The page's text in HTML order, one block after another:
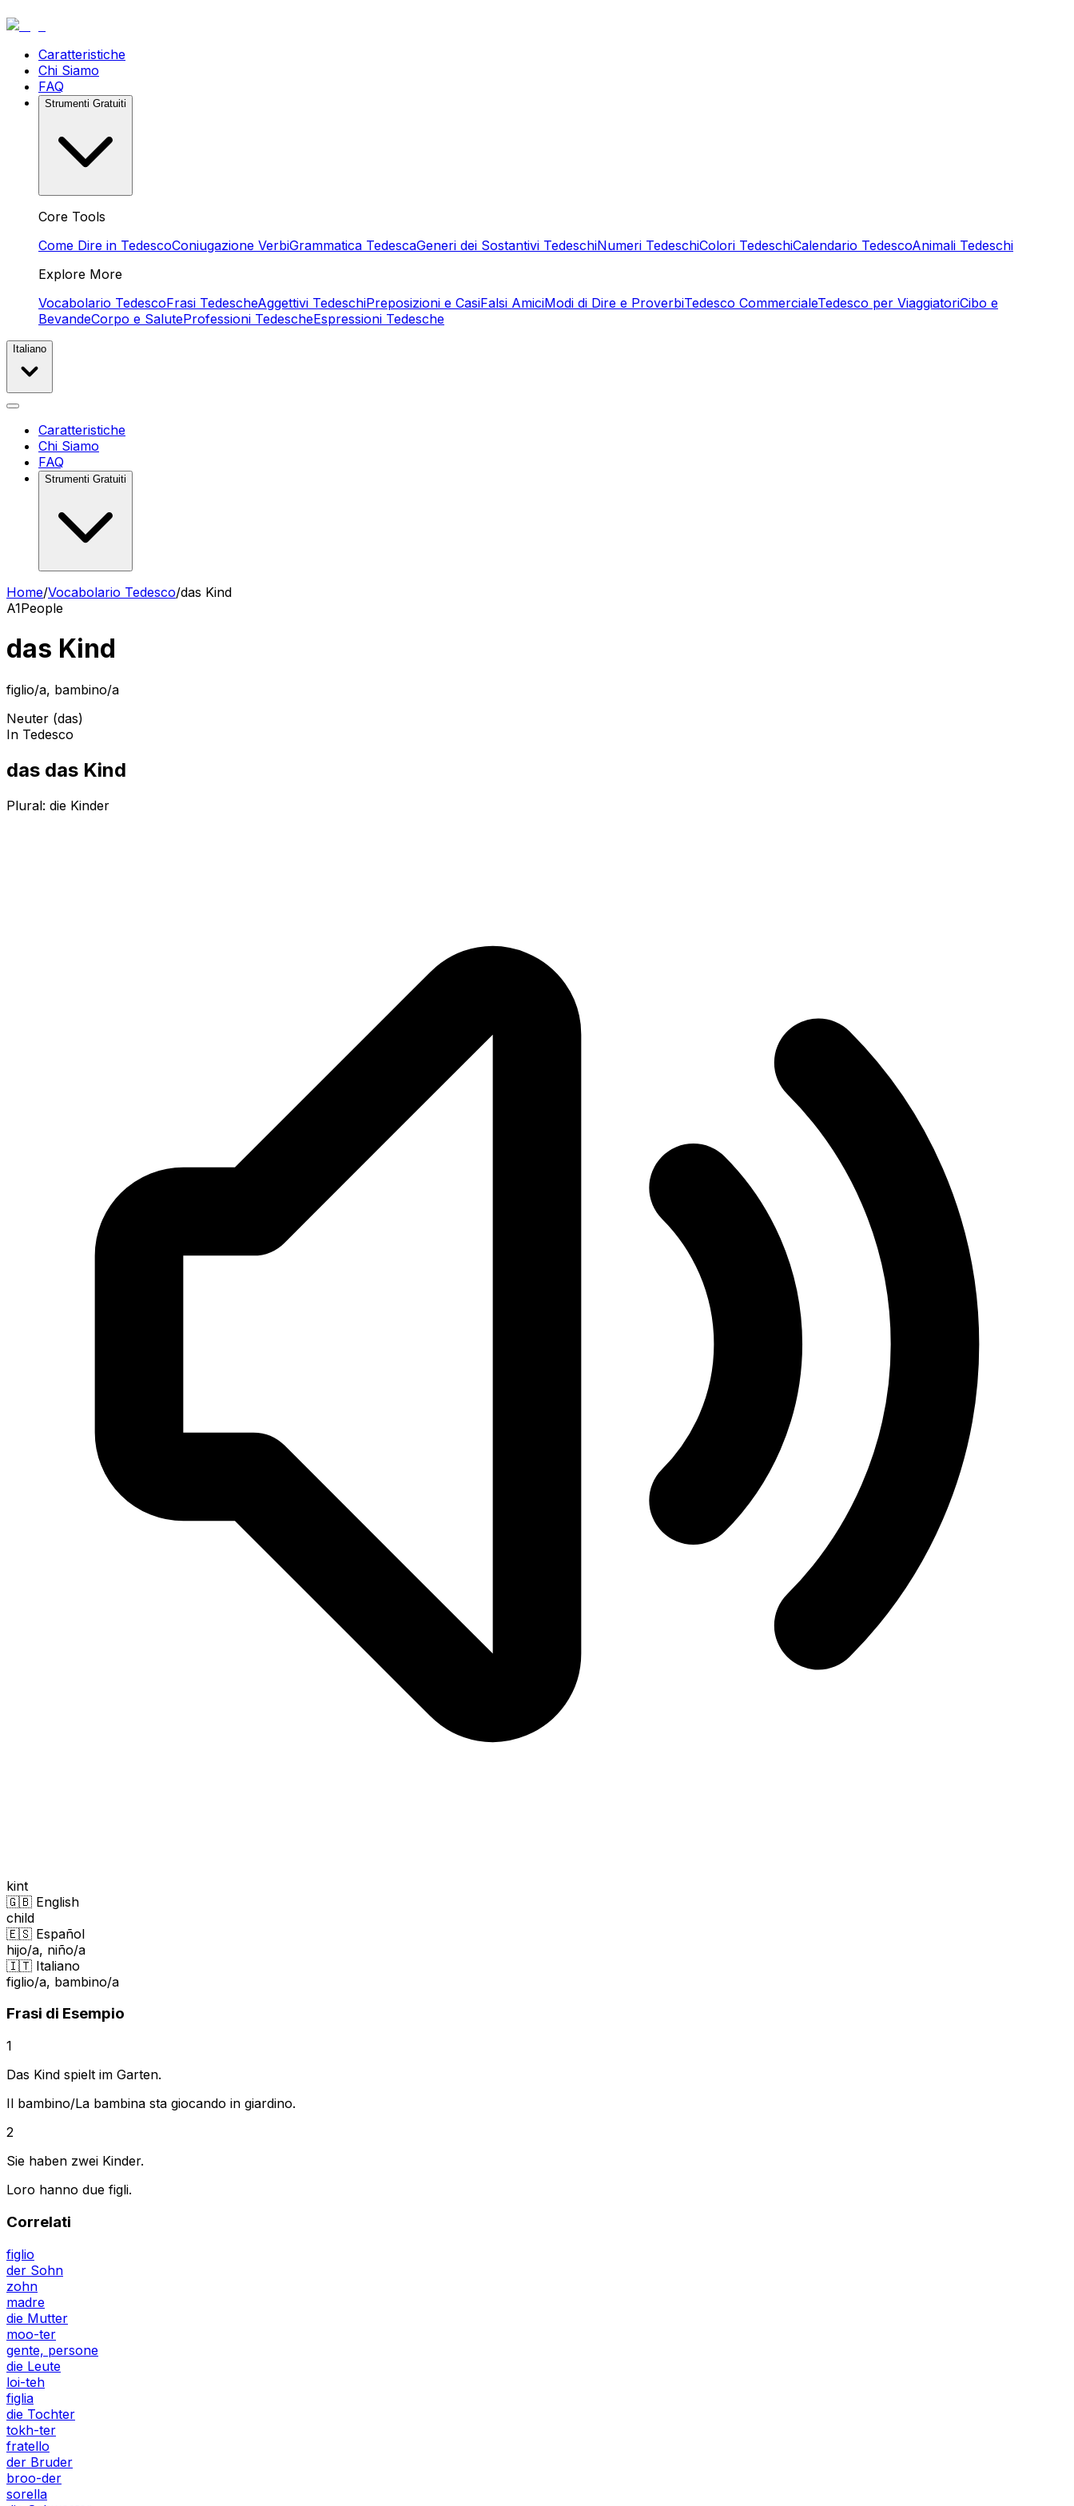
Caratteristiche
Chi Siamo
FAQ
Strumenti Gratuiti
Core Tools
Come Dire in TedescoConiugazione VerbiGrammatica TedescaGeneri dei Sostantivi TedeschiNumeri TedeschiColori TedeschiCalendario TedescoAnimali Tedeschi
Explore More
Vocabolario TedescoFrasi TedescheAggettivi TedeschiPreposizioni e CasiFalsi AmiciModi di Dire e ProverbiTedesco CommercialeTedesco per ViaggiatoriCibo e
BevandeCorpo e SaluteProfessioni TedescheEspressioni Tedesche
Italiano
Caratteristiche
Chi Siamo
FAQ
Strumenti Gratuiti
Home/Vocabolario Tedesco/das Kind
A1People
das Kind
figlio/a, bambino/a
Neuter (das)
In Tedesco
das das Kind
Plural: die Kinder
kint
🇬🇧 English
child
🇪🇸 Español
hijo/a, niño/a
🇮🇹 Italiano
figlio/a, bambino/a
Frasi di Esempio
1
Das Kind spielt im Garten.
Il bambino/La bambina sta giocando in giardino.
2
Sie haben zwei Kinder.
Loro hanno due figli.
Correlati
figlio
der Sohn
zohn
madre
die Mutter
moo-ter
gente, persone
die Leute
loi-teh
figlia
die Tochter
tokh-ter
fratello
der Bruder
broo-der
sorella